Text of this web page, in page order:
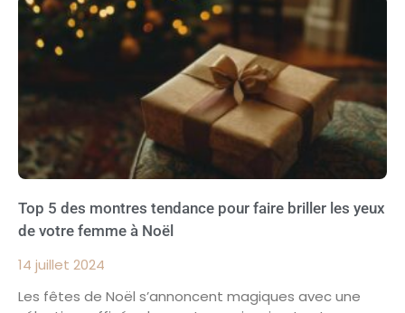
Top 5 des montres tendance pour faire briller les yeux
de votre femme à Noël
14 juillet 2024
Les fêtes de Noël s’annoncent magiques avec une